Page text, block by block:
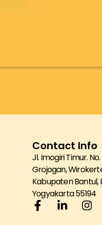
Contact Info
Jl. Imogiri Timur. No.
Grojogan,
Kabupaten
Yogyakarta 55194